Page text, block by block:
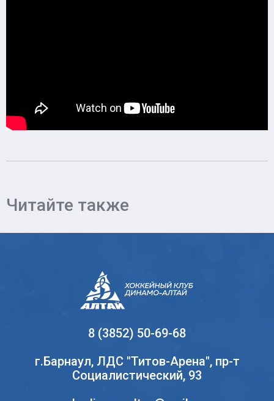
Читайте также
8 (3852) 50-69-68
г.Барнаул, ЛДС "Титов-Арена", пр-т
Социалистический, 93